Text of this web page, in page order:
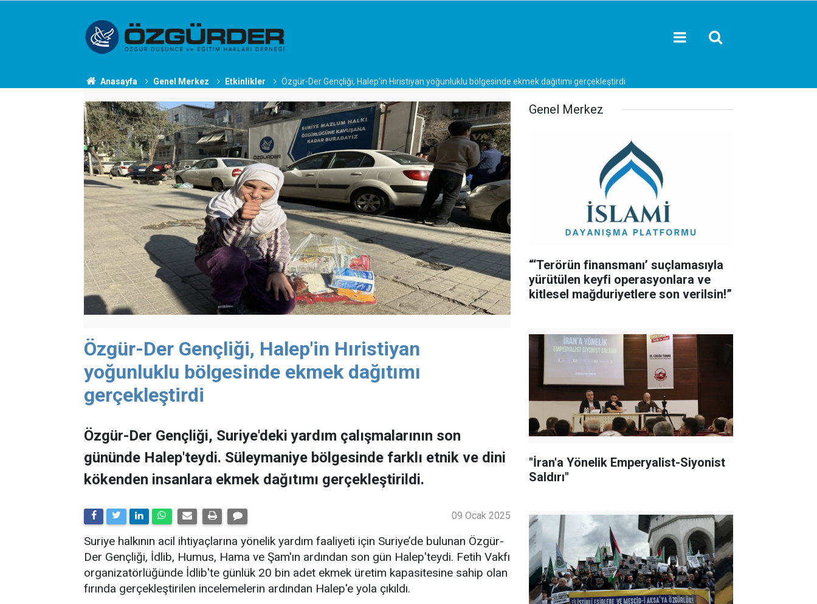
Anasayfa Genel Merkez Etkinlikler Özgür-Der Gençliği, Halep'in Hıristiyan yoğunluklu bölgesinde ekmek dağıtımı gerçekleştirdi
Özgür-Der Gençliği, Halep'in Hıristiyan
yoğunluklu bölgesinde ekmek dağıtımı
gerçekleştirdi
Özgür-Der Gençliği, Suriye'deki yardım çalışmalarının son
gününde Halep'teydi. Süleymaniye bölgesinde farklı etnik ve dini
kökenden insanlara ekmek dağıtımı gerçekleştirildi.
09 Ocak 2025
Suriye halkının acil ihtiyaçlarına yönelik yardım faaliyeti için Suriye’de bulunan Özgür-
Der Gençliği, İdlib, Humus, Hama ve Şam'ın ardından son gün Halep'teydi. Fetih Vakfı
organizatörlüğünde İdlib'te günlük 20 bin adet ekmek üretim kapasitesine sahip olan
fırında gerçekleştirilen incelemelerin ardından Halep'e yola çıkıldı.
Genel Merkez
“‘Terörün finansmanı’ suçlamasıyla
yürütülen keyfi operasyonlara ve
kitlesel mağduriyetlere son verilsin!”
"İran'a Yönelik Emperyalist-Siyonist
Saldırı"